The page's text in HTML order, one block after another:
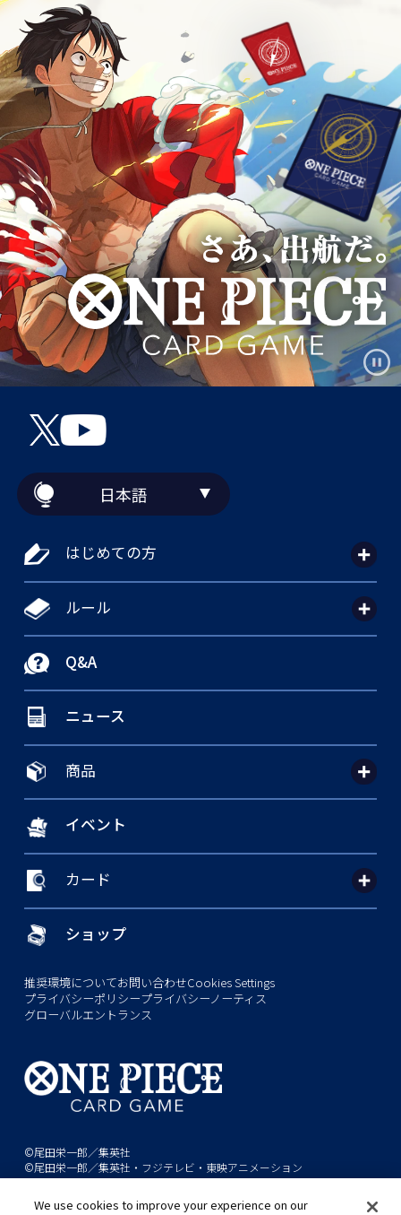
日本語
はじめての方
ルール
Q&A
ニュース
商品
イベント
カード
ショップ
推奨環境についてお問い合わせCookies Settings
プライバシーポリシープライバシーノーティス
グローバルエントランス
©尾田栄一郎／集英社
©尾田栄一郎／集英社・フジテレビ・東映アニメーション
このwebサイトに記載されているすべての画像・テキスト・データの無
We use cookies to improve your experience on our